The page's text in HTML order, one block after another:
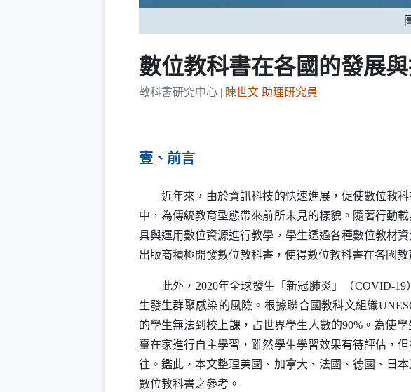
數位教科書在各國的發展
教科書研究中心 | 陳世文 助理研究員
壹、前言
近年來，由於資訊科技的快速進展，促使數位教科
中，為傳統教育型態帶來前所未見的樣貌。隨著行動
具與運用數位資源進行教學，學生透過各種數位教材
出版商積極開發數位教科書，使得數位教科書在各國教
此外，2020年全球發生「新冠肺炎」（COVID-19
生發生群聚感染的風險。根據聯合國教科文組織
的學生無法到校上課，占世界學生人數的90%。為使
臺在家進行自主學習，雖然學生學習效果有待評估，
往。鑑此，本文整理美國、加拿大、法國、德國、日
數位教科書之參考。